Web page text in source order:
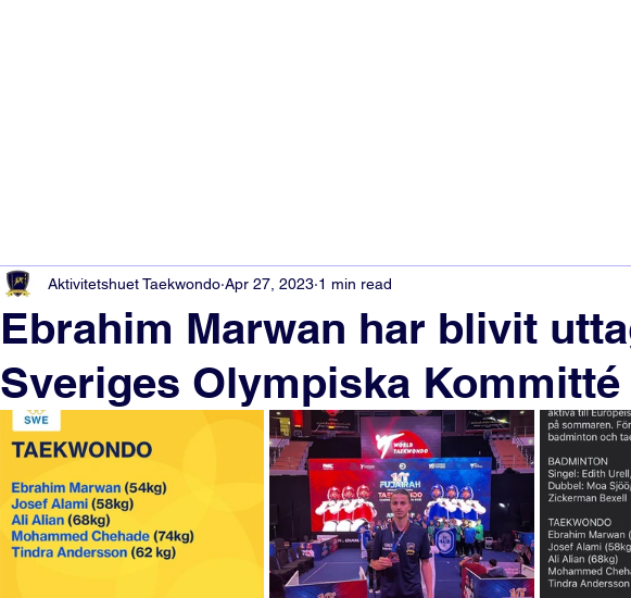
Ebrahim Marwan har blivit
Sveriges Olympiska Kommitté
Aktivitetshuet Taekwondo Apr 27, 2023 1 min read